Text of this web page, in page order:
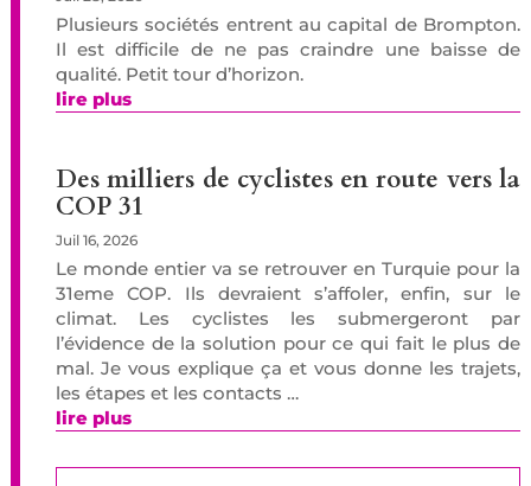
Plusieurs sociétés entrent au capital de Brompton.
Il est difficile de ne pas craindre une baisse de
qualité. Petit tour d’horizon.
lire plus
Des milliers de cyclistes en route vers la
COP 31
Juil 16, 2026
Le monde entier va se retrouver en Turquie pour la
31eme COP. Ils devraient s’affoler, enfin, sur le
climat. Les cyclistes les submergeront par
l’évidence de la solution pour ce qui fait le plus de
mal. Je vous explique ça et vous donne les trajets,
les étapes et les contacts …
lire plus